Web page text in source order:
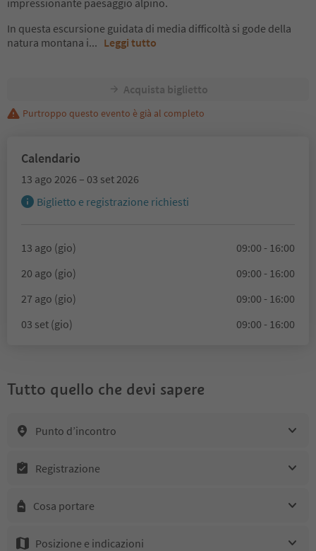
impressionante paesaggio alpino.
In questa escursione guidata di media difficoltà si gode della
natura montana i... Leggi tutto
Acquista biglietto
Purtroppo questo evento è già al completo
Calendario
13 ago 2026 – 03 set 2026
Biglietto e registrazione richiesti
13 ago (gio)
09:00 - 16:00
20 ago (gio)
09:00 - 16:00
27 ago (gio)
09:00 - 16:00
03 set (gio)
09:00 - 16:00
Tutto quello che devi sapere
Punto d’incontro
Registrazione
Cosa portare
Posizione e indicazioni